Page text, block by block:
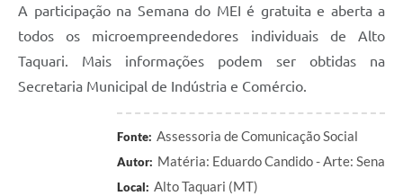
A participação na Semana do MEI é gratuita e aberta a
todos os microempreendedores individuais de Alto
Taquari. Mais informações podem ser obtidas na
Secretaria Municipal de Indústria e Comércio.
Fonte: Assessoria de Comunicação Social
Autor: Matéria: Eduardo Candido - Arte: Sena
Local: Alto Taquari (MT)